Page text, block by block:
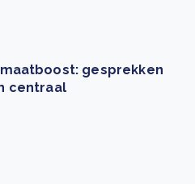
gesprekken
centraal